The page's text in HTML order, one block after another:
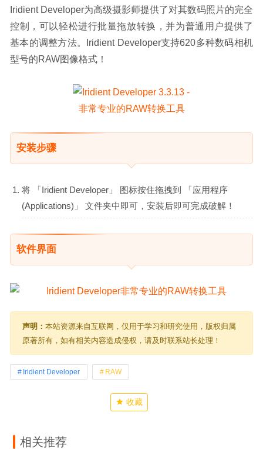
Iridient Developer为高级摄影师提供了对其数码照片的完全
控制，可以轻松进行批量拖放转换，并为普通用户提供了
基本的调整方法。Iridient Developer支持620多种数码相机
型号的RAW图像格式！
安装步骤
将 「Iridient Developer」 图标按住拖拽到 「应用程序
(Applications)」 文件夹中即可，安装后即可完成破解！
软件界面
声明： 本站资源来自互联网，仅用于学习和研究使用，版权归属
原著所有，如有相关内容造成侵权，请及时联系站长处理！
Iridient Developer RAW
收藏
相关推荐